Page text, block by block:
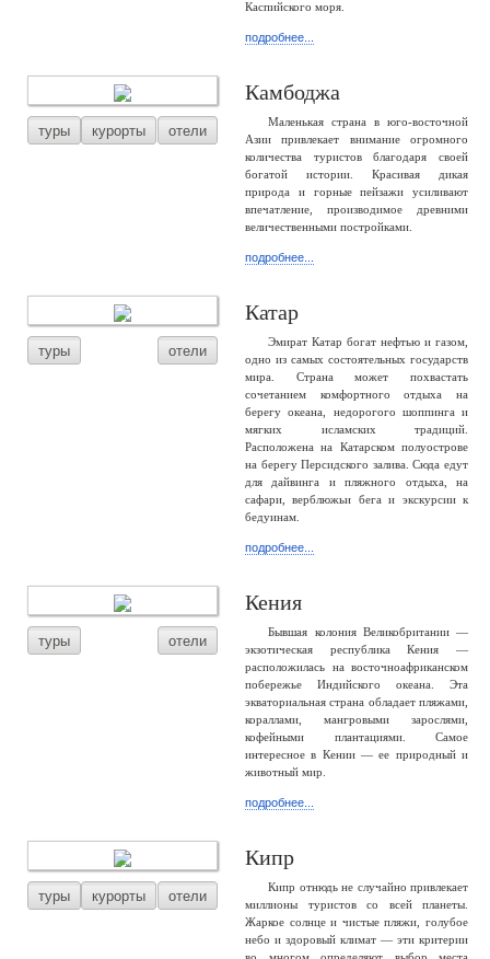
Каспийского моря.
подробнее...
туры курорты отели
Камбоджа
Маленькая страна в юго-восточной
Азии привлекает внимание огромного
количества туристов благодаря своей
богатой истории. Красивая дикая
природа и горные пейзажи усиливают
впечатление, производимое древними
величественными постройками.
подробнее...
туры отели
Катар
Эмират Катар богат нефтью и газом,
одно из самых состоятельных государств
мира. Страна может похвастать
сочетанием комфортного отдыха на
берегу океана, недорогого шоппинга и
мягких исламских традиций.
Расположена на Катарском полуострове
на берегу Персидского залива. Сюда едут
для дайвинга и пляжного отдыха, на
сафари, верблюжьи бега и экскурсии к
бедуинам.
подробнее...
туры отели
Кения
Бывшая колония Великобритании —
экзотическая республика Кения —
расположилась на восточноафриканском
побережье Индийского океана. Эта
экваториальная страна обладает пляжами,
кораллами, мангровыми зарослями,
кофейными плантациями. Самое
интересное в Кении — ее природный и
животный мир.
подробнее...
туры курорты отели
Кипр
Кипр отнюдь не случайно привлекает
миллионы туристов со всей планеты.
Жаркое солнце и чистые пляжи, голубое
небо и здоровый климат — эти критерии